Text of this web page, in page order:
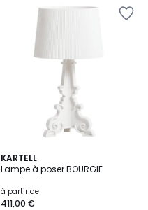
KARTELL
Lampe à poser BOURGIE
à partir de
411,00 €
4,8
/ 5
8
Couleurs